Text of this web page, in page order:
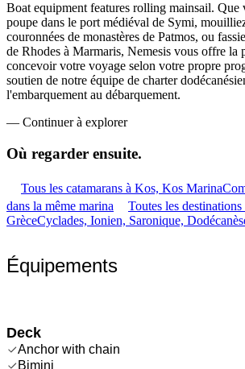
Boat equipment features rolling mainsail. Que
poupe dans le port médiéval de Symi,
couronnées de monastères de Patmos, ou
de Rhodes à Marmaris, Nemesis vous offre la
concevoir votre voyage selon votre propre
soutien de notre équipe de charter
l'embarquement au débarquement.
— Continuer à explorer
Où regarder ensuite.
Tous les catamarans à Kos, Kos Marina
dans la même marina
Toutes les destinations
GrèceCyclades, Ionien, Saronique,
Équipements
Deck
Anchor with chain
Bimini